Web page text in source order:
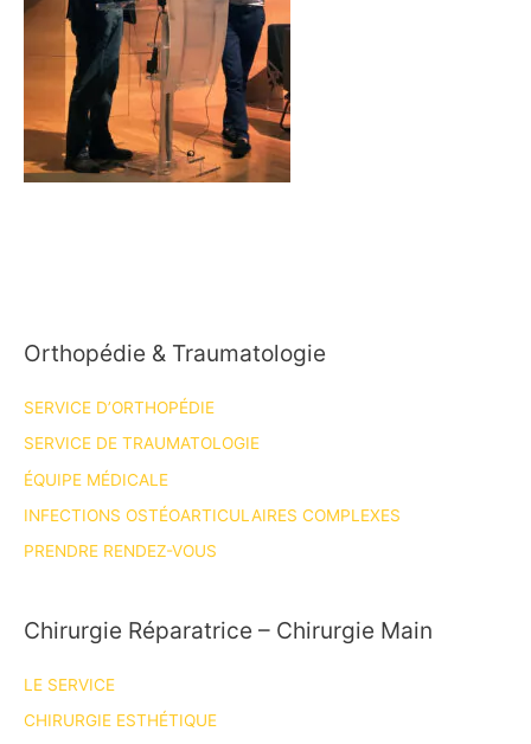
Orthopédie & Traumatologie
SERVICE D’ORTHOPÉDIE
SERVICE DE TRAUMATOLOGIE
ÉQUIPE MÉDICALE
INFECTIONS OSTÉOARTICULAIRES COMPLEXES
PRENDRE RENDEZ-VOUS
Chirurgie Réparatrice – Chirurgie Main
LE SERVICE
CHIRURGIE ESTHÉTIQUE